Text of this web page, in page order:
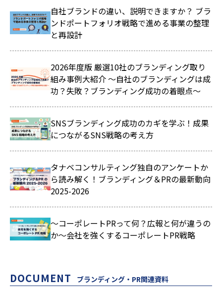
自社ブランドの違い、説明できますか？ ブラ
ンドポートフォリオ戦略で進める事業の整理
と再設計
2026年度版 厳選10社のブランディング取り
組み事例大紹介 ～自社のブランディングは成
功？失敗？ブランディング成功の着眼点～
SNSブランディング成功のカギを学ぶ！成果
につながるSNS戦略の考え方
タナベコンサルティング独自のアンケートか
ら読み解く！ブランディング＆PRの最新動向
2025-2026
～コーポレートPRって何？広報と何が違うの
か～会社を強くするコーポレートPR戦略
DOCUMENT ブランディング・PR関連資料